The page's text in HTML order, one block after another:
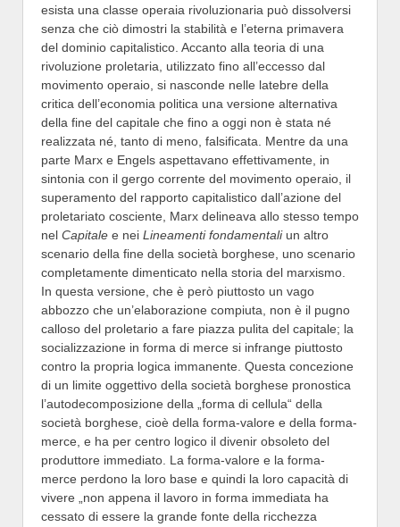
esista una classe operaia rivoluzionaria può dissolversi
senza che ciò dimostri la stabilità e l’eterna primavera
del dominio capitalistico. Accanto alla teoria di una
rivoluzione proletaria, utilizzato fino all’eccesso dal
movimento operaio, si nasconde nelle latebre della
critica dell’economia politica una versione alternativa
della fine del capitale che fino a oggi non è stata né
realizzata né, tanto di meno, falsificata. Mentre da una
parte Marx e Engels aspettavano effettivamente, in
sintonia con il gergo corrente del movimento operaio, il
superamento del rapporto capitalistico dall’azione del
proletariato cosciente, Marx delineava allo stesso tempo
nel Capitale e nei Lineamenti fondamentali un altro
scenario della fine della società borghese, uno scenario
completamente dimenticato nella storia del marxismo.
In questa versione, che è però piuttosto un vago
abbozzo che un’elaborazione compiuta, non è il pugno
calloso del proletario a fare piazza pulita del capitale; la
socializzazione in forma di merce si infrange piuttosto
contro la propria logica immanente. Questa concezione
di un limite oggettivo della società borghese pronostica
l’autodecomposizione della „forma di cellula“ della
società borghese, cioè della forma-valore e della forma-
merce, e ha per centro logico il divenir obsoleto del
produttore immediato. La forma-valore e la forma-
merce perdono la loro base e quindi la loro capacità di
vivere „non appena il lavoro in forma immediata ha
cessato di essere la grande fonte della ricchezza